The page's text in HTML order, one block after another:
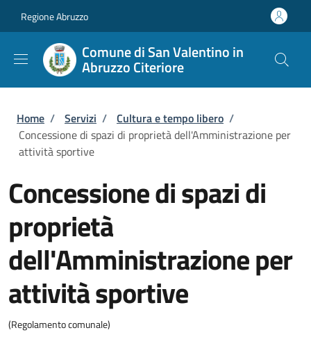
Regione Abruzzo
Comune di San Valentino in
Abruzzo Citeriore
Briciole di pane
Home / Servizi / Cultura e tempo libero /
Concessione di spazi di proprietà dell'Amministrazione per
attività sportive
Concessione di spazi di
proprietà
dell'Amministrazione per
attività sportive
(Regolamento comunale)